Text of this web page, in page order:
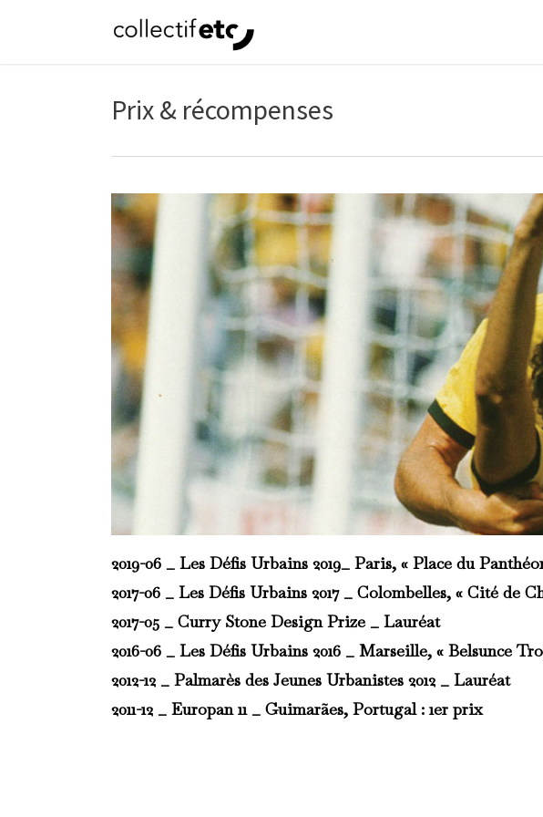
Prix & récompenses
2019-06 _Les Défis Urbains 2019_ Paris, « Place du
2017-06 _Les Défis Urbains 2017_ Colombelles, « Cité de
2017-05 _Curry Stone Design Prize _ Lauréat
2016-06 _Les Défis Urbains 2016 _ Marseille, « Belsunce
2012-12 _Palmarès des Jeunes Urbanistes 2012 _ Lauréat
2011-12 _Europan 11_ Guimarães, Portugal : 1er prix